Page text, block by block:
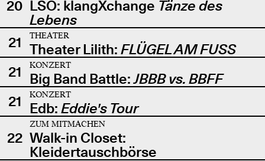
20 LSO: klangXchange Tänze des
Lebens
21
THEATER
Theater Lilith: FLÜGEL AM FUSS
21
KONZERT
Big Band Battle:JBBB vs. BBFF
21
KONZERT
Edb: Eddie's Tour
22
ZUM MITMACHEN
Walk-in Closet:
Kleidertauschbörse